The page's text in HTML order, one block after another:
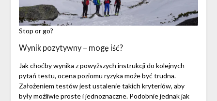
Stop or go?
Wynik pozytywny – mogę iść?
Jak choćby wynika z powyższych instrukcji do kolejnych
pytań testu, ocena poziomu ryzyka może być trudna.
Założeniem testów jest ustalenie takich kryteriów, aby
były możliwie proste i jednoznaczne. Podobnie jednak jak